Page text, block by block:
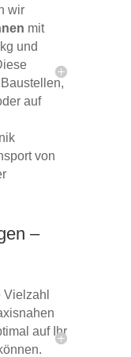
wir
mit
und
auf
von
–
auf Ihr